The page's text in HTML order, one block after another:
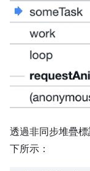
透過非同步堆疊
下所示：